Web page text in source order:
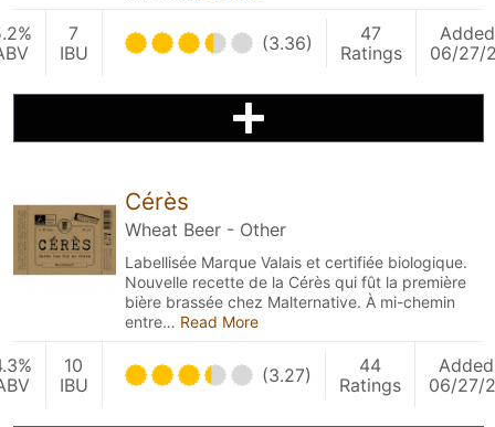
7
IBU
(3.36)
47
Ratings
Added
06/27/
Cérès
Wheat Beer - Other
Labellisée Marque Valais et certifiée biologique.
Nouvelle recette de la Cérès qui fût la première
bière brassée chez Malternative. À mi-chemin
entre… Read More
10
IBU
(3.27)
44
Ratings
Added
06/27/